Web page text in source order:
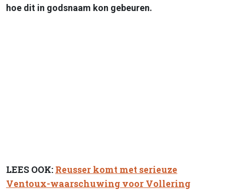
hoe dit in godsnaam kon gebeuren.
LEES OOK: Reusser komt met serieuze
Ventoux-waarschuwing voor Vollering